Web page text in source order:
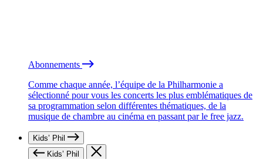
Abonnements
Comme chaque année, l’équipe de la Philharmonie a
sélectionné pour vous les concerts les plus emblématiques de
sa programmation selon différentes thématiques, de la
musique de chambre au cinéma en passant par le free jazz.
Kids’ Phil
Kids’ Phil